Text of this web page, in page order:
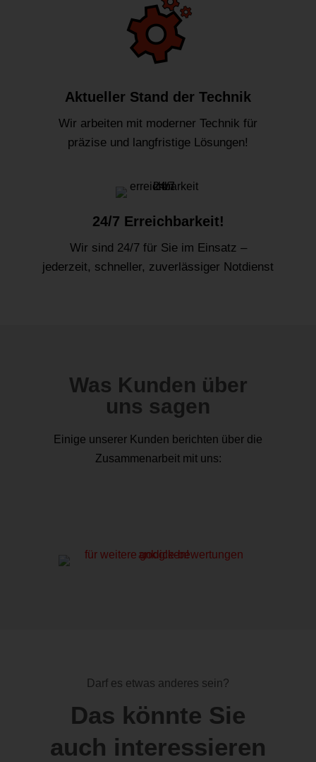
Aktueller Stand der Technik
Wir arbeiten mit moderner Technik für
präzise und langfristige Lösungen!
24/7 Erreichbarkeit!
Wir sind 24/7 für Sie im Einsatz –
jederzeit, schneller, zuverlässiger Notdienst
Was Kunden über
uns sagen
Einige unserer Kunden berichten über die
Zusammenarbeit mit uns:
Darf es etwas anderes sein?
Das könnte Sie
auch interessieren